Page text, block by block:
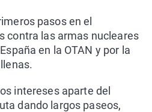
pasos en el
contra las armas nucleares
en la OTAN y por la
intereses aparte del
dando largos paseos,